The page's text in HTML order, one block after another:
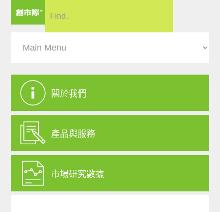
關於我們
產品與服務
市場研究數據